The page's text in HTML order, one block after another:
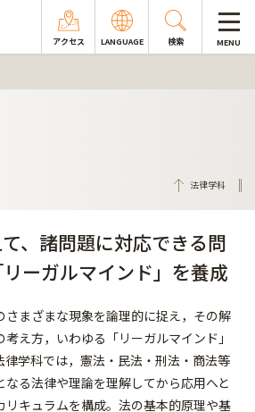
アクセス LANGUAGE 検索 MENU
法律学科
、諸問題に対応できる問
ーガルマインド」を養成
さまざまな現象を論理的に捉え，その解
え方，いわゆる「リーガルマインド」
律学科では，憲法・民法・刑法・商法等
る法律や理論を理解してから応用へと
リキュラムを構成。法の基本的原理や基